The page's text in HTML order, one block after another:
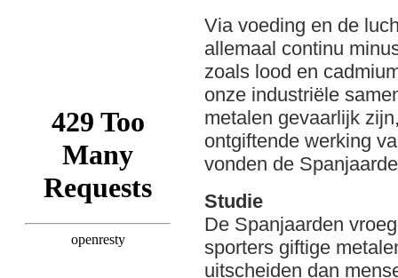
Via voeding en de
allemaal continu
zoals lood en
onze industriële
metalen gevaarlijk
ontgiftende werking
vonden de
Studie
De Spanjaarden
sporters giftige
uitscheiden dan